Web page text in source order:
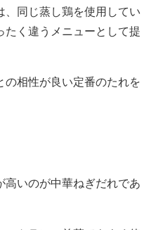
、同じ蒸し鶏を使用してい
たく違うメニューとして提
の相性が良い定番のたれを
高いのが中華ねぎだれであ